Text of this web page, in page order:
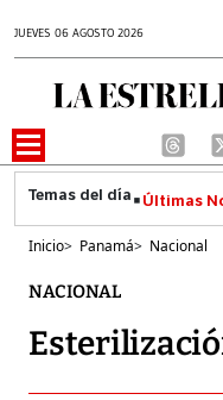
JUEVES 06 AGOSTO 2026
Últimas
Inicio> Panamá> Nacional
NACIONAL